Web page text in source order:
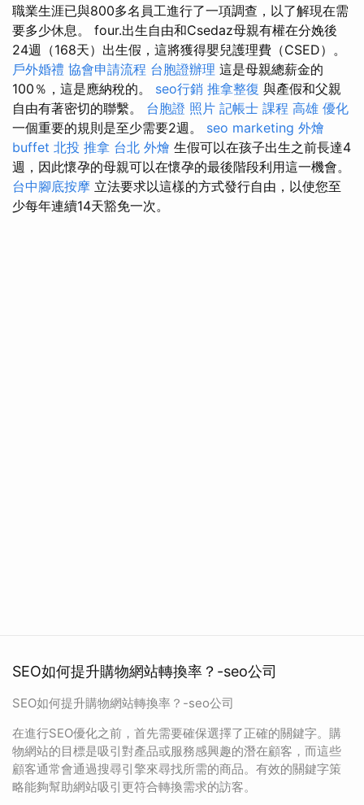
職業生涯已與800多名員工進行了一項調查，以了解現在需
要多少休息。 four.出生自由和Csedaz母親有權在分娩後
24週（168天）出生假，這將獲得嬰兒護理費（CSED）。
戶外婚禮 協會申請流程 台胞證辦理 這是母親總薪金的
100％，這是應納稅的。 seo行銷 推拿整復 與產假和父親
自由有著密切的聯繫。 台胞證 照片 記帳士 課程 高雄 優化
一個重要的規則是至少需要2週。 seo marketing 外燴
buffet 北投 推拿 台北 外燴 生假可以在孩子出生之前長達4
週，因此懷孕的母親可以在懷孕的最後階段利用這一機會。
台中腳底按摩 立法要求以這樣的方式發行自由，以使您至
少每年連續14天豁免一次。
SEO如何提升購物網站轉換率？-seo公司
SEO如何提升購物網站轉換率？-seo公司
在進行SEO優化之前，首先需要確保選擇了正確的關鍵字。購
物網站的目標是吸引對產品或服務感興趣的潛在顧客，而這些
顧客通常會通過搜尋引擎來尋找所需的商品。有效的關鍵字策
略能夠幫助網站吸引更符合轉換需求的訪客。